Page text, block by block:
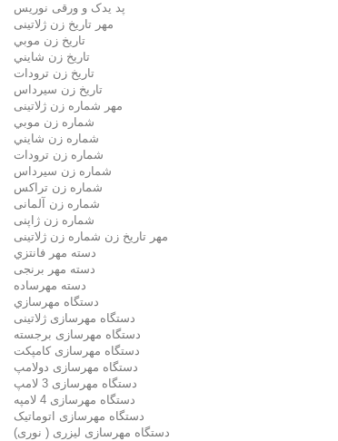
پد یدک و ورقی نوریس
مهر تاريخ زن ژلاتینی
تاريخ زن موبي
تاريخ زن شايني
تاريخ زن ترودات
تاريخ زن سيرداس
مهر شماره زن ژلاتینی
شماره زن موبي
شماره زن شايني
شماره زن ترودات
شماره زن سيرداس
شماره زن تراکس
شماره زن آلمانی
شماره زن ژاپنی
مهر تاریخ زن شماره زن ژلاتینی
دسته مهر فانتزي
دسته مهر برنجی
دسته مهرساده
دستگاه مهرسازي
دستگاه مهرسازی ژلاتینی
دستگاه مهرسازی برجسته
دستگاه مهرسازی کامپکت
دستگاه مهرسازی دولامپ
دستگاه مهرسازی 3 لامپ
دستگاه مهرسازی 4 لامپه
دستگاه مهرسازی اتوماتیک
دستگاه مهرسازی لیزری ( نوری)